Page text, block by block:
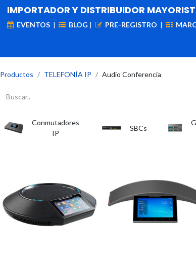
IMPORTADOR Y DISTRIBUIDOR
EVENTOS | BLOG | PRE-REGISTRO |
Productos TELEFONÍA IP Audio Conferencia
Conmutadores
IP
SBCs